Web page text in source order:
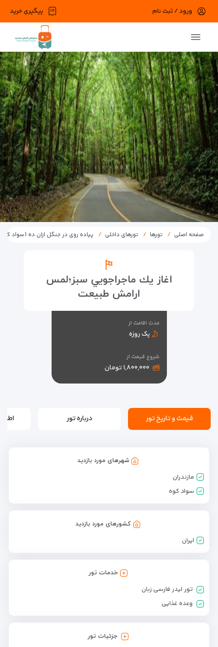
پیگیری خرید ورود / ثبت نام
صفحه اصلی تورها تورهای داخلی پیاده روی در جنگل ازان ده (سواد
اغاز يك ماجراجويي سبز؛لمس
ارامش طبيعت
مدت اقامت از
یک روزه
شروع قیمت از
۱,۸۰۰,۰۰۰ تومان
قیمت و تاریخ تور درباره تور
شهرهای مورد بازدید
مازندران
سواد كوه
کشورهای مورد بازدید
ایران
خدمات تور
تور لیدر فارسی زبان
وعده غذایی
جزئیات تور